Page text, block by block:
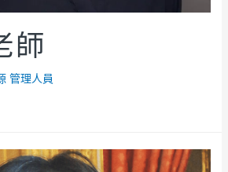
師
管理人員